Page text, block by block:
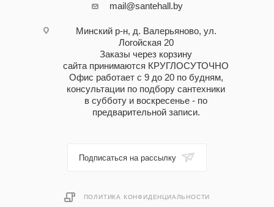
mail@santehall.by
Минский р-н, д. Валерьяново, ул.
Логойская 20
Заказы через корзину
сайта принимаются КРУГЛОСУТОЧНО
Офис работает с 9 до 20 по будням,
консультации по подбору сантехники
в субботу и воскресенье - по
предварительной записи.
Подписаться на рассылку
ПОЛИТИКА КОНФИДЕНЦИАЛЬНОСТИ